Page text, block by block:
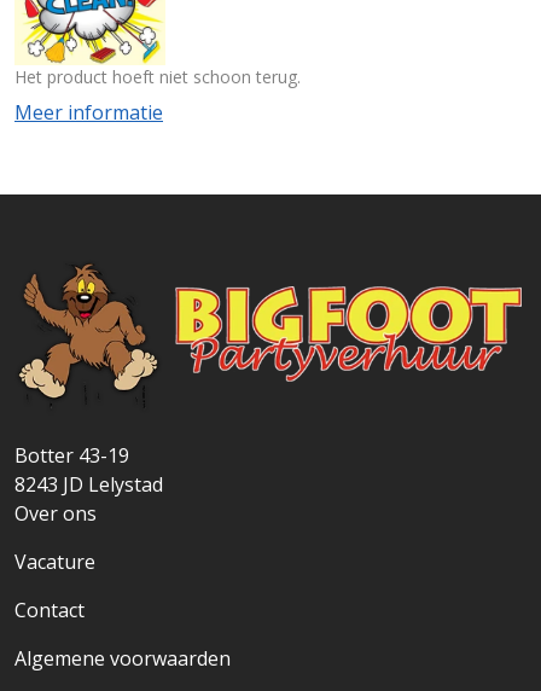
Het product hoeft niet schoon terug.
Meer informatie
Botter 43-19
8243 JD Lelystad
Over ons
Vacature
Contact
Algemene voorwaarden